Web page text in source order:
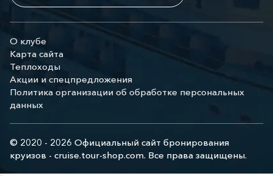
О клубе
Карта сайта
Теплоходы
Акции и спецпредложения
Политика организации об обработке персональных
данных
© 2020 - 2026 Официальный сайт бронирования
круизов - cruise.tour-shop.com. Все права защищены.